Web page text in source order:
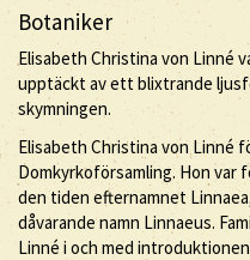
Botaniker
Elisabeth Christina von Linné
upptäckt av ett blixtrande
skymningen.
Elisabeth Christina von Linné
Domkyrkoförsamling. Hon var
den tiden efternamnet
dåvarande namn Linnaeus.
Linné i och med